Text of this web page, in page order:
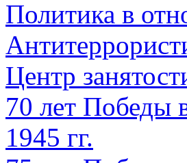
Политика в
Центр
70 лет Победы
1945 гг.